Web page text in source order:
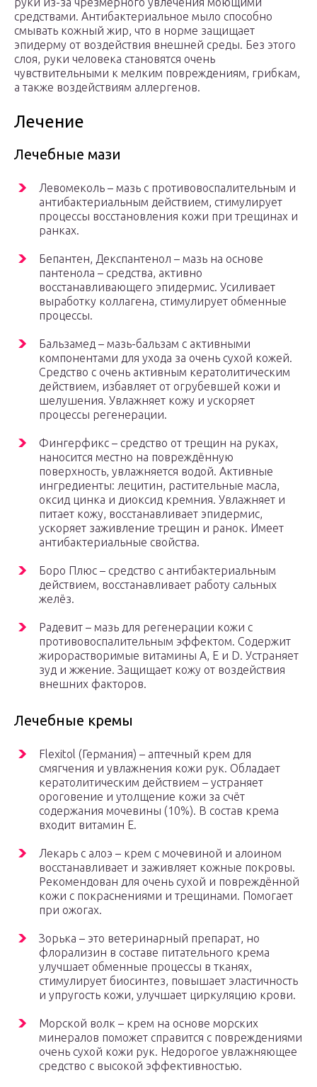
средствами. Антибактериальное мыло способно
смывать кожный жир, что в норме защищает
эпидерму от воздействия внешней среды. Без этого
слоя, руки человека становятся очень
чувствительными к мелким повреждениям, грибкам,
а также воздействиям аллергенов.
Лечение
Лечебные мази
Левомеколь – мазь с противовоспалительным и
антибактериальным действием, стимулирует
процессы восстановления кожи при трещинах и
ранках.
Бепантен, Декспантенол – мазь на основе
пантенола – средства, активно
восстанавливающего эпидермис. Усиливает
выработку коллагена, стимулирует обменные
процессы.
Бальзамед – мазь-бальзам с активными
компонентами для ухода за очень сухой кожей.
Средство с очень активным кератолитическим
действием, избавляет от огрубевшей кожи и
шелушения. Увлажняет кожу и ускоряет
процессы регенерации.
Фингерфикс – средство от трещин на руках,
наносится местно на повреждённую
поверхность, увлажняется водой. Активные
ингредиенты: лецитин, растительные масла,
оксид цинка и диоксид кремния. Увлажняет и
питает кожу, восстанавливает эпидермис,
ускоряет заживление трещин и ранок. Имеет
антибактериальные свойства.
Боро Плюс – средство с антибактериальным
действием, восстанавливает работу сальных
желёз.
Радевит – мазь для регенерации кожи с
противовоспалительным эффектом. Содержит
жирорастворимые витамины А, Е и D. Устраняет
зуд и жжение. Защищает кожу от воздействия
внешних факторов.
Лечебные кремы
Flexitol (Германия) – аптечный крем для
смягчения и увлажнения кожи рук. Обладает
кератолитическим действием – устраняет
ороговение и утолщение кожи за счёт
содержания мочевины (10%). В состав крема
входит витамин Е.
Лекарь с алоэ – крем с мочевиной и алоином
восстанавливает и заживляет кожные покровы.
Рекомендован для очень сухой и повреждённой
кожи с покраснениями и трещинами. Помогает
при ожогах.
Зорька – это ветеринарный препарат, но
флорализин в составе питательного крема
улучшает обменные процессы в тканях,
стимулирует биосинтез, повышает эластичность
и упругость кожи, улучшает циркуляцию крови.
Морской волк – крем на основе морских
минералов поможет справится с повреждениями
очень сухой кожи рук. Недорогое увлажняющее
средство с высокой эффективностью.